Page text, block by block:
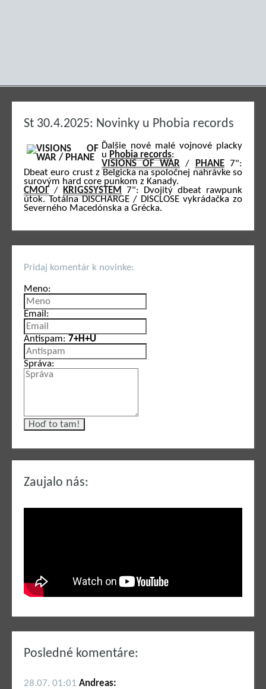
Zaujalo nás:
Posledné komentáre:
28.07. 01:01 Andreas:
St 30.4.2025: Novinky u Phobia records
Ďalšie nové malé vojnové placky
u Phobia records:
VISIONS OF WAR / PHANE7":
Dbeat euro crust z Belgicka na spoločnej nahrávke so
surovým hard core punkom z Kanady.
СМОГ / KRIGSSYSTEM
7": Dvojitý dbeat rawpunk
útok. Totálna DISCHARGE / DISCLOSE vykrádačka zo
Severného Macedónska a Grécka.
Pridaj komentár k novinke:
Meno:
Email:
Antispam: 7+H+U
Správa: